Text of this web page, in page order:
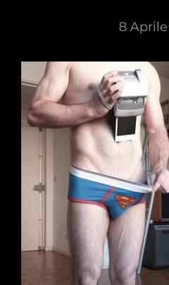
8 Aprile